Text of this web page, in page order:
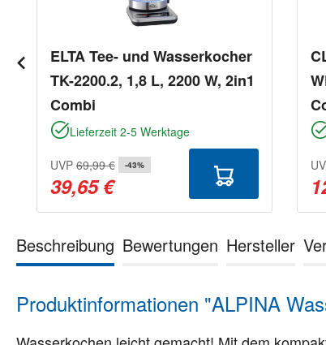
ELTA Tee- und Wasserkocher
TK-2200.2, 1,8 L, 2200 W, 2in1
Combi
Lieferzeit 2-5 Werktage
UVP 69,99 € -43%
39,65 €
Beschreibung Bewertungen Hersteller
Produktinformationen "ALPINA